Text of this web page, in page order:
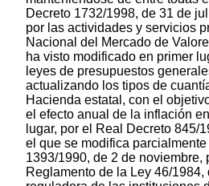
Decreto 1732/1998, de 31 de
por las actividades y servicios
Nacional del Mercado de
ha visto modificado en primer
leyes de presupuestos
actualizando los tipos de
Hacienda estatal, con el
el efecto anual de la inflación
lugar, por el Real Decreto 845/
el que se modifica
1393/1990, de 2 de noviembre,
Reglamento de la Ley 46/1984,